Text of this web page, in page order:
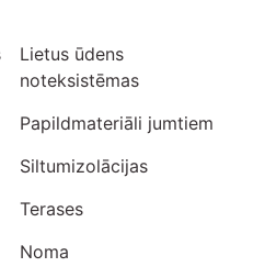
Lietus ūdens
noteksistēmas
Papildmateriāli jumtiem
Siltumizolācijas
Terases
Noma